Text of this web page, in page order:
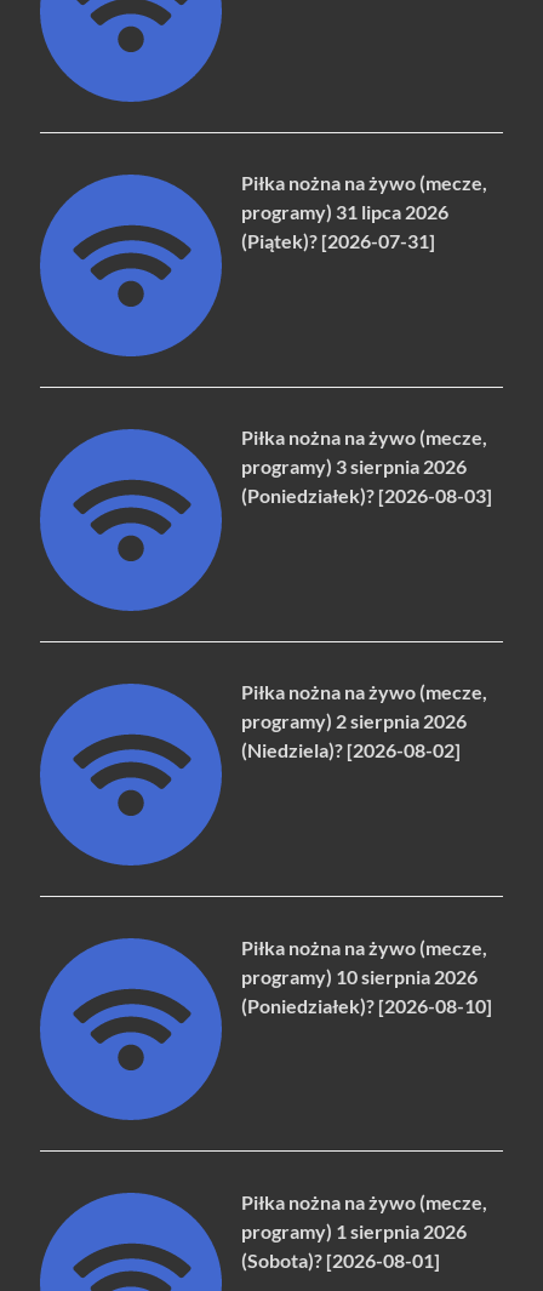
Piłka nożna na żywo (mecze,
programy) 31 lipca 2026
(Piątek)? [2026-07-31]
Piłka nożna na żywo (mecze,
programy) 3 sierpnia 2026
(Poniedziałek)? [2026-08-03]
Piłka nożna na żywo (mecze,
programy) 2 sierpnia 2026
(Niedziela)? [2026-08-02]
Piłka nożna na żywo (mecze,
programy) 10 sierpnia 2026
(Poniedziałek)? [2026-08-10]
Piłka nożna na żywo (mecze,
programy) 1 sierpnia 2026
(Sobota)? [2026-08-01]